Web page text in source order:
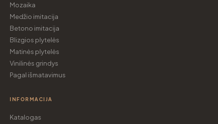
Mozaika
Medžio imitacija
Betono imitacija
Blizgios plytelės
Matinės plytelės
Vinilinės grindys
Pagal išmatavimus
INFORMACIJA
Katalogas